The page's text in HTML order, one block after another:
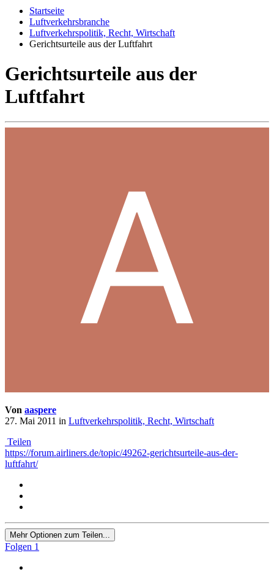
Startseite
Luftverkehrsbranche
Luftverkehrspolitik, Recht, Wirtschaft
Gerichtsurteile aus der Luftfahrt
Gerichtsurteile aus der
Luftfahrt
Von aaspere
27. Mai 2011 in Luftverkehrspolitik, Recht, Wirtschaft
Teilen
https://forum.airliners.de/topic/49262-gerichtsurteile-aus-der-
luftfahrt/
Mehr Optionen zum Teilen...
Folgen 1